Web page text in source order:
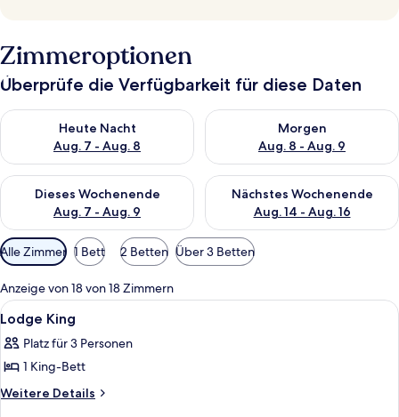
Zimmeroptionen
Überprüfe die Verfügbarkeit für diese Daten
Heute Nacht
Aug. 7 - Aug. 8
Überprüfe die Verfügbarkeit für heute Nacht, Aug. 7 - Aug. 8.
Morgen
Aug. 8 - Aug. 9
Überprüfe die Verfügbarkeit
Dieses Wochenende
Aug. 7 - Aug. 9
Überprüfe die Verfügbarkeit für dieses Wochenende, Aug. 7
Nächstes Wochenende
Aug. 14 - Aug. 16
Überprüfe die Verfügbarkeit
Verfügbare
Filter
für
Zimmer
Alle Zimmer 1 Bett 2 Betten Über 3 Betten
Anzeige von 18 von 18 Zimmern
Alle
Fotos
für
Lodge
King
Hochwertige Bettwaren, Pillowtop-
9
Lodge King
Platz für 3 Personen
1 King-Bett
Weitere Details
Weitere